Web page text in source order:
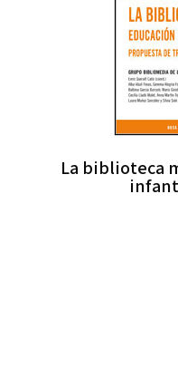
La biblioteca